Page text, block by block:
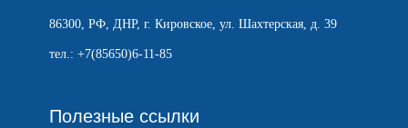
86300, РФ, ДНР, г. Кировское, ул. Шахтерская, д. 39
тел.: +7(85650)6-11-85
Полезные ссылки